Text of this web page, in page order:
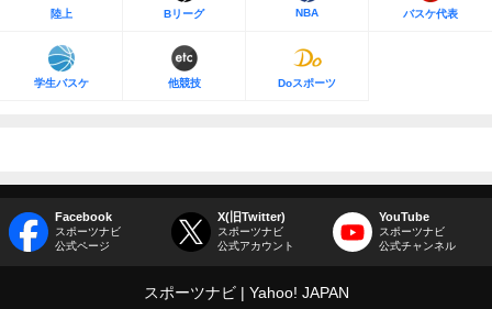
陸上 Bリーグ NBA バスケ代表
学生バスケ 他競技 Doスポーツ
Facebook
スポーツナビ
公式ページ
X(旧Twitter)
スポーツナビ
公式アカウント
YouTube
スポーツナビ
公式チャンネル
スポーツナビ Yahoo! JAPAN